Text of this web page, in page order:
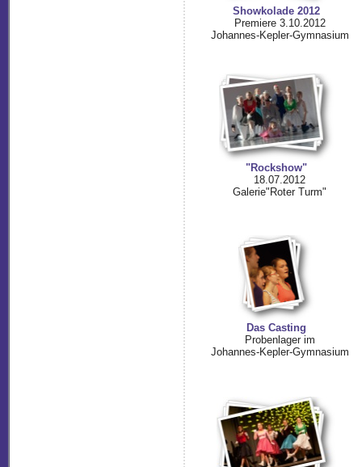
Showkolade 2012
Premiere 3.10.2012
Johannes-Kepler-Gymnasium
"Rockshow"
18.07.2012
Galerie"Roter Turm"
Das Casting
Probenlager im
Johannes-Kepler-Gymnasium